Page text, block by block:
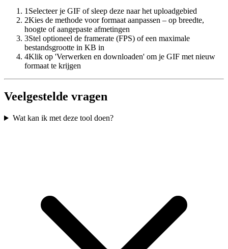
1 Selecteer je GIF of sleep deze naar het uploadgebied
2Kies de methode voor formaat aanpassen – op breedte,
hoogte of aangepaste afmetingen
3Stel optioneel de framerate (FPS) of een maximale
bestandsgrootte in KB in
4Klik op 'Verwerken en downloaden' om je GIF met nieuw
formaat te krijgen
Veelgestelde vragen
Wat kan ik met deze tool doen?